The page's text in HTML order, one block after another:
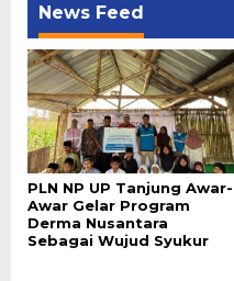
News Feed
PLN NP UP Tanjung Awar-
Awar Gelar Program
Derma Nusantara
Sebagai Wujud Syukur